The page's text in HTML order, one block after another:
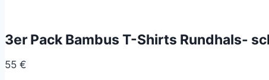
3er Pack Bambus T-Shirts Rundhals-
55 €